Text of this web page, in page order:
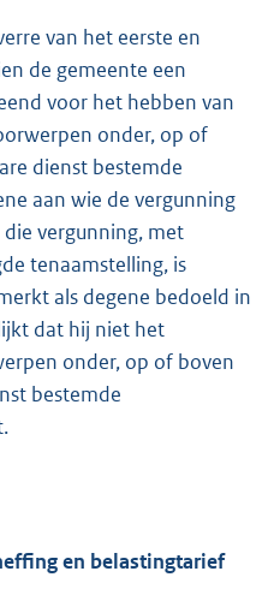
van het eerste en
de gemeente een
voor het hebben van
onder, op of
dienst bestemde
aan wie de vergunning
vergunning, met
tenaamstelling, is
als degene bedoeld in
dat hij niet het
onder, op of boven
bestemde
en belastingtarief